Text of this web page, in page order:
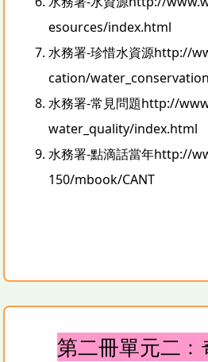
esources/index.html
水務署-珍惜水資源http://
cation/
水務署-常見問題http://
water_quality/index.html
水務署-點滴話當年http://
150/mbook/CANT
第二冊單元二